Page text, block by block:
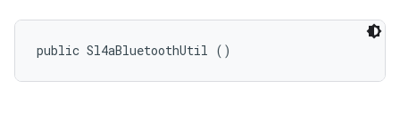
public Sl4aBluetoothUtil ()